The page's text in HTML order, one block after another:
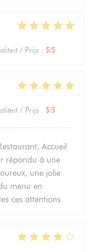
/ Prijs : 5/5
/ Prijs : 5/5
Accueil
répondu à une
une jolie
menu en
ces attentions.